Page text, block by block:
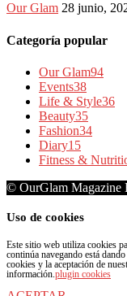
Our Glam 28 junio,
Categoría popular
Our Glam94
Events38
Life & Style36
Beauty35
Fashion34
Diary15
Fitness &
© OurGlam Magazine
Uso de cookies
Este sitio web utiliza cookies
continúa navegando está
cookies y la aceptación de
información.plugin cookies